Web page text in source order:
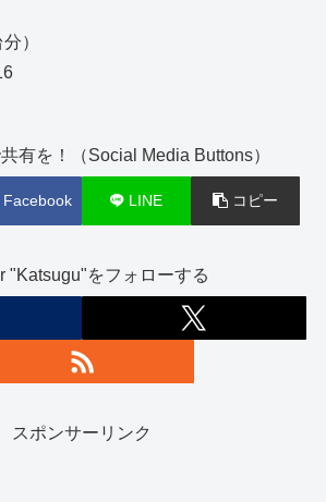
）
有を！（Social Media Buttons）
Facebook LINE コピー
"Katsugu"をフォローする
スポンサーリンク